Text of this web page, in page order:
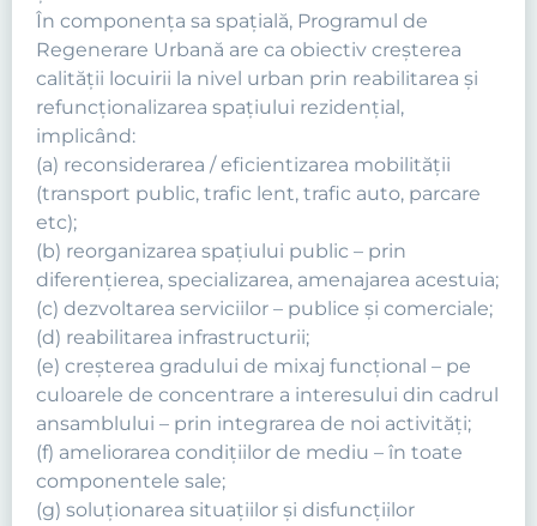
În componența sa spaţială, Programul de
Regenerare Urbană are ca obiectiv creşterea
calităţii locuirii la nivel urban prin reabilitarea şi
refuncţionalizarea spaţiului rezidenţial,
implicând:
(a) reconsiderarea / eficientizarea mobilităţii
(transport public, trafic lent, trafic auto, parcare
etc);
(b) reorganizarea spaţiului public – prin
diferenţierea, specializarea, amenajarea acestuia;
(c) dezvoltarea serviciilor – publice şi comerciale;
(d) reabilitarea infrastructurii;
(e) creşterea gradului de mixaj funcţional – pe
culoarele de concentrare a interesului din cadrul
ansamblului – prin integrarea de noi activităţi;
(f) ameliorarea condiţiilor de mediu – în toate
componentele sale;
(g) soluţionarea situaţiilor şi disfuncţiilor